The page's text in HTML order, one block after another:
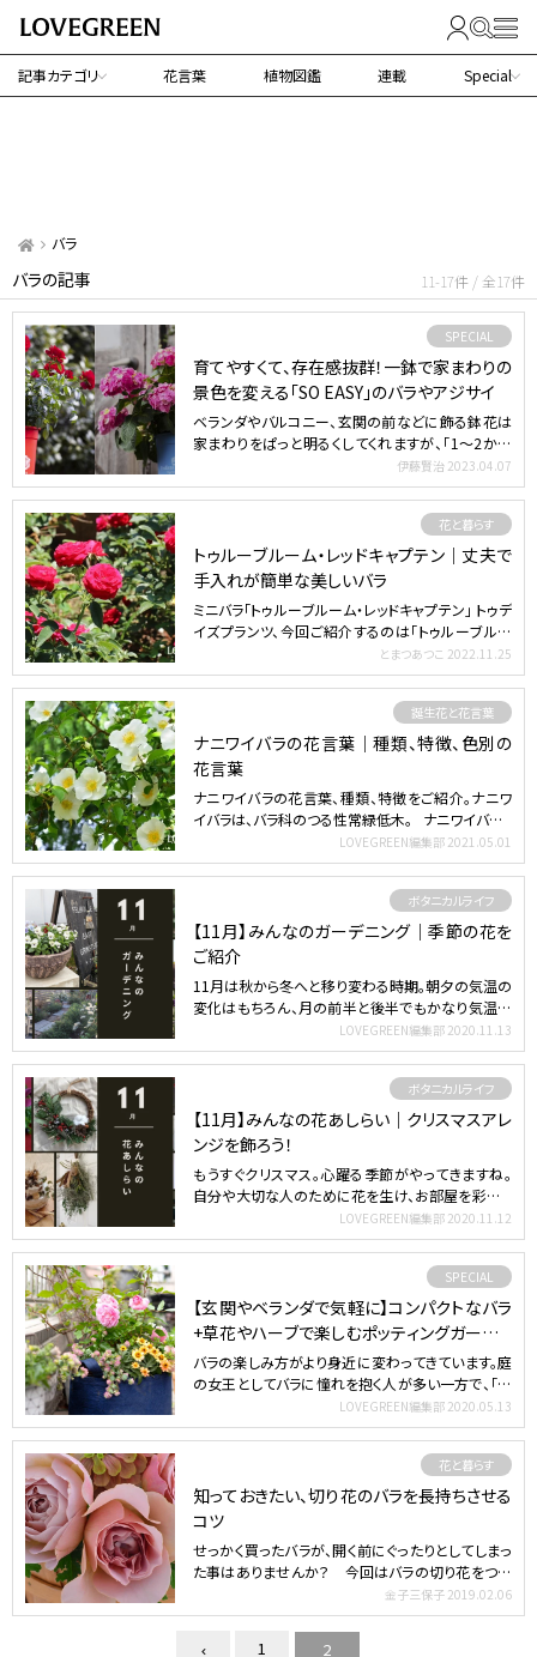
記事カテゴリ 花言葉 植物図鑑 連載 Special
バラ
バラの記事 11-17件 / 全17件
SPECIAL
育てやすくて、存在感抜群！一鉢で家まわりの
景色を変える「SO EASY」のバラやアジサイ
ベランダやバルコニー、玄関の前などに飾る鉢花は
家まわりをぱっと明るくしてくれますが、「1～2か月
伊藤賢治 2023.04.07
花と暮らす
トゥルーブルーム・レッドキャプテン｜丈夫で
手入れが簡単な美しいバラ
ミニバラ「トゥルーブルーム・レッドキャプテン」 トゥデ
イズプランツ、今回ご紹介するのは「トゥルーブルー
とまつあつこ 2022.11.25
誕生花と花言葉
ナニワイバラの花言葉｜種類、特徴、色別の
花言葉
ナニワイバラの花言葉、種類、特徴をご紹介。ナニワ
イバラは、バラ科のつる性常緑低木。 ナニワイバ…
LOVEGREEN編集部 2021.05.01
ボタニカルライフ
【11月】みんなのガーデニング｜季節の花を
ご紹介
11月は秋から冬へと移り変わる時期。朝夕の気温の
変化はもちろん、月の前半と後半でもかなり気温が
LOVEGREEN編集部 2020.11.13
ボタニカルライフ
【11月】みんなの花あしらい｜クリスマスアレ
ンジを飾ろう！
もうすぐクリスマス。心躍る季節がやってきますね。
自分や大切な人のために花を生け、お部屋を彩って
LOVEGREEN編集部 2020.11.12
SPECIAL
【玄関やベランダで気軽に】コンパクトなバラ
+草花やハーブで楽しむポッティングガーデン
[PR]
バラの楽しみ方がより身近に変わってきています。庭
の女王としてバラに憧れを抱く人が多い一方で、「育
LOVEGREEN編集部 2020.05.13
花と暮らす
知っておきたい、切り花のバラを長持ちさせる
コツ
せっかく買ったバラが、開く前にぐったりとしてしまっ
た事はありませんか？ 今回はバラの切り花をつぼ
金子三保子 2019.02.06
1 2